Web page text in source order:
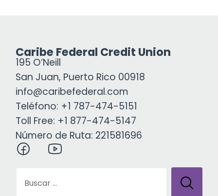
Caribe Federal Credit Union
195 O’Neill
San Juan, Puerto Rico 00918
info@caribefederal.com
Teléfono: +1 787-474-5151
Toll Free: +1 877-474-5147
Número de Ruta: 221581696